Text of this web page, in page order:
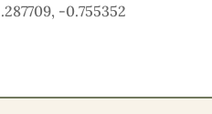
-0.755352